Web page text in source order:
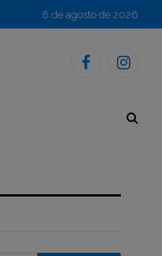
8 de agosto de 2026
Facebook